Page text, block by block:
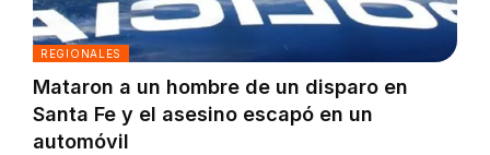
REGIONALES
Mataron a un hombre de un disparo en
Santa Fe y el asesino escapó en un
automóvil